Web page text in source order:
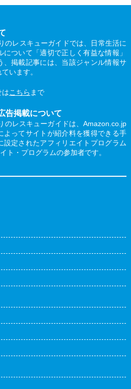
のレスキューガイドでは、日常生活に
ついて「適切で正しく有益な情報」
、掲載記事には、当該ジャンル情報サ
います。
はこちら まで
告掲載について
のレスキューガイドは、Amazon.co.jp
よってサイトが紹介料を獲得できる手
設定されたアフィリエイトプログラム
ト・プログラムの参加者です。